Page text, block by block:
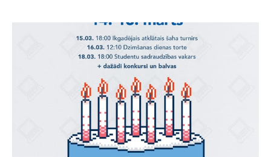
universitātes studenti mēneša laikā visvairāk ziedos
viņus ejam zosu gājienā pa Raiņa bulvāri,